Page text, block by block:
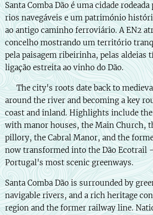
Santa Comba Dão é uma cidade
rios navegáveis e um património
ao antigo caminho ferroviário. A EN2
concelho mostrando um território
pela paisagem ribeirinha, pelas aldeias
ligação estreita ao vinho do Dão.
🇬🇧 The city's roots date back to
around the river and becoming a key
coast and inland. Highlights include
with manor houses, the Main Church,
pillory, the Cabral Manor, and the
now transformed into the Dão Ecotrail
Portugal's most scenic greenways.
Santa Comba Dão is surrounded by
navigable rivers, and a rich heritage
region and the former railway line.